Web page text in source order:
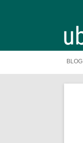
Inhalt
BLOG